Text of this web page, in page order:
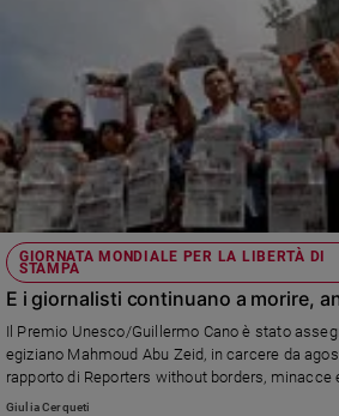
GIORNATA MONDIALE PER LA LIBERTÀ DI
STAMPA
E i giornalisti continuano a morire,
Il Premio Unesco/Guillermo Cano è stato
egiziano Mahmoud Abu Zeid, in carcere da
rapporto di Reporters without borders, minacce
sono in aumento anche nel nostro continente.
Giulia Cerqueti